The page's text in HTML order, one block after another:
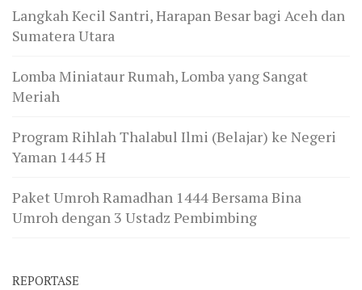
Langkah Kecil Santri, Harapan Besar bagi Aceh dan
Sumatera Utara
Lomba Miniataur Rumah, Lomba yang Sangat
Meriah
Program Rihlah Thalabul Ilmi (Belajar) ke Negeri
Yaman 1445 H
Paket Umroh Ramadhan 1444 Bersama Bina
Umroh dengan 3 Ustadz Pembimbing
REPORTASE